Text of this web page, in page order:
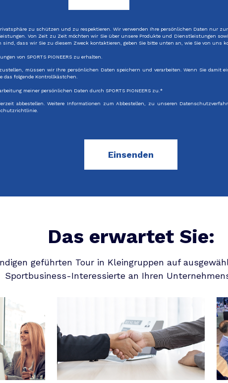
zu schützen und zu respektieren. Wir verwenden Ihre persönlichen Daten nur
Von Zeit zu Zeit möchten wir Sie über unsere Produkte und Dienstleistungen
sind, dass wir Sie zu diesem Zweck kontaktieren, geben Sie bitte unten an, wie Sie von uns
von SPORTS PIONEERS zu erhalten.
müssen wir Ihre persönlichen Daten speichern und verarbeiten. Wenn Sie damit
das folgende Kontrollkästchen.
meiner persönlichen Daten durch SPORTS PIONEERS zu.*
abbestellen. Weitere Informationen zum Abbestellen, zu unseren
Das erwartet Sie:
geführten Tour in Kleingruppen auf
Sportbusiness-Interessierte an Ihren